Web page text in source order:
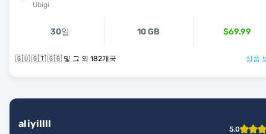
Ubigi
30일 10 GB $69.99
🇬🇺 🇬🇹 🇬🇬 및 그 외 182개국 상품
aliyillll 5.0